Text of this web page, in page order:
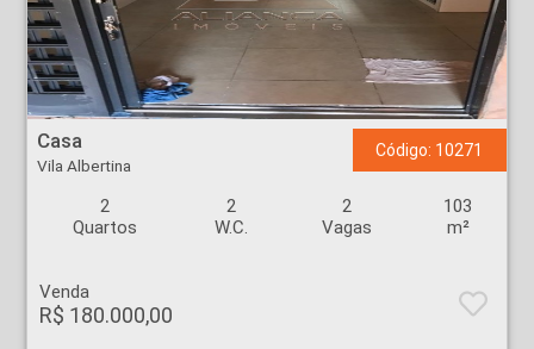
Casa - Vila Albertina - Ribeirão Preto
Casa
Vila Albertina
Código: 10271
2
Quartos
2
W.C.
2
Vagas
103
m²
Venda
R$ 180.000,00